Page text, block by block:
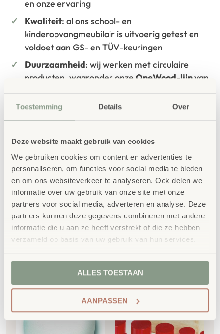
Toestemming Details Over
Deze website maakt gebruik van cookies
We gebruiken cookies om content en advertenties te
personaliseren, om functies voor social media te bieden
en om ons websiteverkeer te analyseren. Ook delen we
informatie over uw gebruik van onze site met onze
partners voor social media, adverteren en analyse. Deze
partners kunnen deze gegevens combineren met andere
informatie die u aan ze heeft verstrekt of die ze hebben
verzameld op basis van uw gebruik van hun services.
ALLES TOESTAAN
AANPASSEN
en onze ervaring
Kwaliteit: al ons school- en
kinderopvangmeubilair is uitvoerig getest en
voldoet aan GS- en TÜV-keuringen
Duurzaamheid: wij werken met circulaire
producten, waaronder onzeOneWood-lijnvan
100% FSC-gecertificeerd Scandinavisch hout.
Daarnaast zelfs voorzien van het
milieukeurmerk
SKU 85733
Gerelateerde
producten